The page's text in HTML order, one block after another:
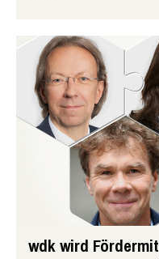
wdk wird